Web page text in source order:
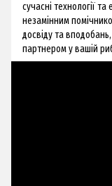
сучасні технології
незамінним
досвіду та
партнером у вашій